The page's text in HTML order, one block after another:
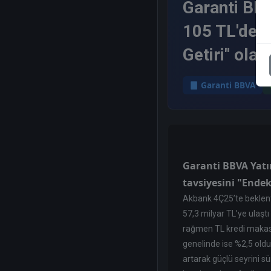
Garanti
105
Getiri"
Garanti BBVA
Garanti BBVA
tavsiyesini
Akbank 4Ç25’te
57,3 milyar TL’ye
rağmen TL kredi
genelinde ise %2,5
artarak güçlü seyrini